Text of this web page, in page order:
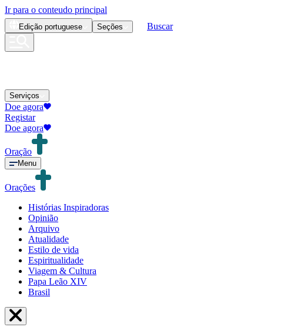
Ir para o conteudo principal
Edição portuguese Seções Buscar
Serviços
Doe agora
Registar
Doe agora
Oração
Menu
Orações
Histórias Inspiradoras
Opinião
Arquivo
Atualidade
Estilo de vida
Espiritualidade
Viagem & Cultura
Papa Leão XIV
Brasil